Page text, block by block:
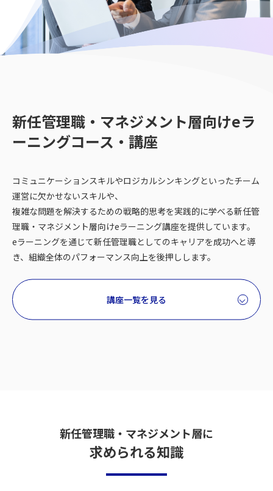
新任管理職・マネジメント層向けeラ
ーニングコース・講座
コミュニケーションスキルやロジカルシンキングといったチーム
運営に欠かせないスキルや、
複雑な問題を解決するための戦略的思考を実践的に学べる新任管
理職・マネジメント層向けeラーニング講座を提供しています。
eラーニングを通じて新任管理職としてのキャリアを成功へと導
き、組織全体のパフォーマンス向上を後押しします。
講座一覧を見る
新任管理職・マネジメント層に
求められる知識